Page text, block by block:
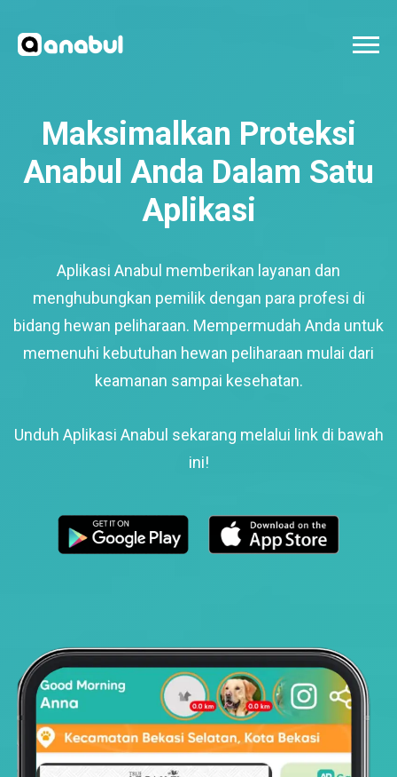
Maksimalkan Proteksi
Anabul Anda Dalam Satu
Aplikasi
Aplikasi Anabul memberikan layanan dan
menghubungkan pemilik dengan para profesi di
bidang hewan peliharaan. Mempermudah Anda untuk
memenuhi kebutuhan hewan peliharaan mulai dari
keamanan sampai kesehatan.
Unduh Aplikasi Anabul sekarang melalui link di bawah
ini!